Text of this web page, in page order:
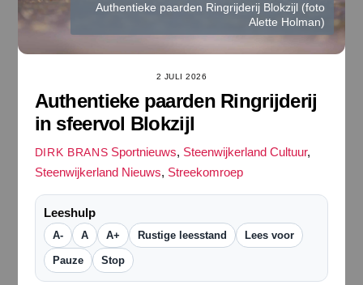
Authentieke paarden Ringrijderij Blokzijl (foto
Alette Holman)
2 JULI 2026
Authentieke paarden Ringrijderij
in sfeervol Blokzijl
DIRK BRANS Sportnieuws, Steenwijkerland Cultuur,
Steenwijkerland Nieuws, Streekomroep
Leeshulp
A- A A+ Rustige leesstand Lees voor
Pauze Stop